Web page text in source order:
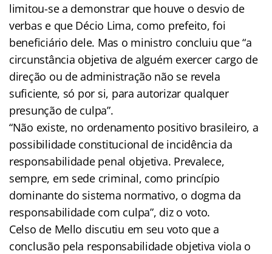
limitou-se a demonstrar que houve o desvio de
verbas e que Décio Lima, como prefeito, foi
beneficiário dele. Mas o ministro concluiu que “a
circunstância objetiva de alguém exercer cargo de
direção ou de administração não se revela
suficiente, só por si, para autorizar qualquer
presunção de culpa”.
“Não existe, no ordenamento positivo brasileiro, a
possibilidade constitucional de incidência da
responsabilidade penal objetiva. Prevalece,
sempre, em sede criminal, como princípio
dominante do sistema normativo, o dogma da
responsabilidade com culpa”, diz o voto.
Celso de Mello discutiu em seu voto que a
conclusão pela responsabilidade objetiva viola o